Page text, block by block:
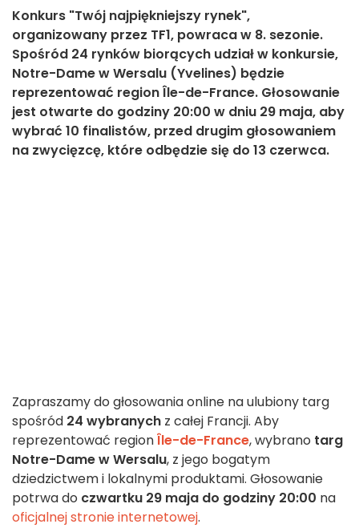
Konkurs "Twój najpiękniejszy rynek",
organizowany przez TF1, powraca w 8. sezonie.
Spośród 24 rynków biorących udział w konkursie,
Notre-Dame w Wersalu (Yvelines) będzie
reprezentować region Île-de-France. Głosowanie
jest otwarte do godziny 20:00 w dniu 29 maja, aby
wybrać 10 finalistów, przed drugim głosowaniem
na zwycięzcę, które odbędzie się do 13 czerwca.
Zapraszamy do głosowania online na ulubiony targ
spośród 24 wybranych z całej Francji. Aby
reprezentować regionÎle-de-France, wybrano targ
Notre-Dame w Wersalu, z jego bogatym
dziedzictwem i lokalnymi produktami. Głosowanie
potrwa do czwartku 29 maja do godziny 20:00 na
oficjalnej stronie internetowej.